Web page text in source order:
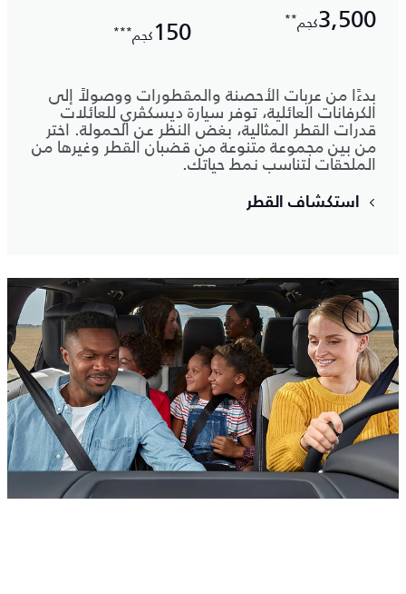
3,500كجم**
150كجم***
بدءًا من عربات الأحصنة والمقطورات ووصولاً إلى
الكرفانات العائلية، توفر سيارة ديسكڤري للعائلات
قدرات القطر المثالية، بغض النظر عن الحمولة. اختر
من بين مجموعة متنوعة من قضبان القطر وغيرها من
الملحقات لتناسب نمط حياتك.
استكشاف القطر